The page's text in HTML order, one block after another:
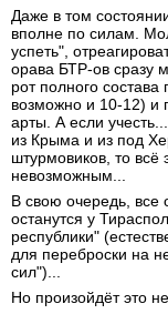
Даже в том
вполне по силам.
успеть",
орава БТР-ов сразу
рот полного
возможно и 10-12) и
арты. А если
из Крыма и из под
штурмовиков, то всё
невозможным...
В свою очередь, все
останутся у
республики"
для переброски на
сил")...
Но произойдёт это